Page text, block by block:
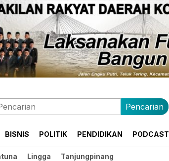
Pencarian
BISNIS POLITIK PENDIDIKAN PODCAST
Lingga Tanjungpinang